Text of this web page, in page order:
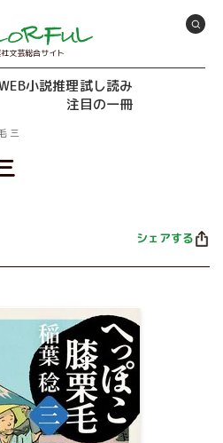
文芸総合サイト
小説推理試し読み
注目の一冊
三
シェアする